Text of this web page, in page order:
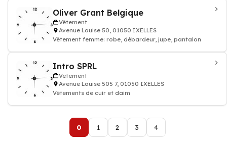
Oliver Grant Belgique
Vêtement
Avenue Louise 50, 01050 IXELLES
Vêtement femme: robe, débardeur, jupe, pantalon
Intro SPRL
Vêtement
Avenue Louise 505 7, 01050 IXELLES
Vêtements de cuir et daim
0 1 2 3 4